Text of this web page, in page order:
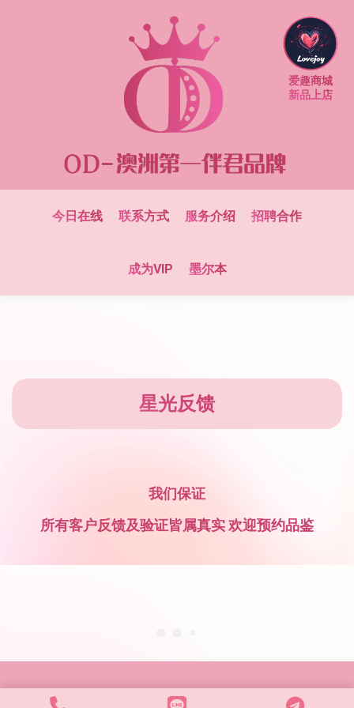
今日在线 联系方式 服务介绍 招聘合作
成为VIP 墨尔本
星光反馈
我们保证
所有客户反馈及验证皆属真实 欢迎预约品鉴
爱趣商城
新品上店